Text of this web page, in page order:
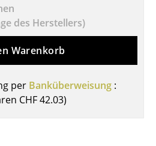
des Herstellers)
Warenkorb
per Banküberweisung :
CHF 42.03)